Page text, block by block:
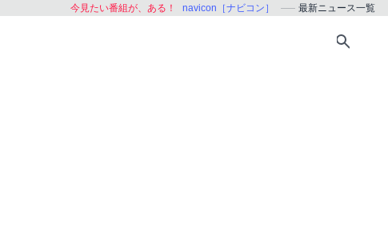
今見たい番組が、ある！ navicon［ナビコン］ 最新ニュース一覧